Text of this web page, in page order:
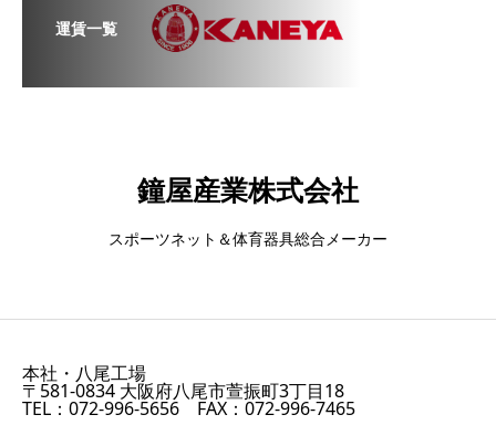
運賃一覧
鐘屋産業株式会社
スポーツネット＆体育器具総合メーカー
本社・八尾工場
〒581-0834 大阪府八尾市萱振町3丁目18
TEL：072-996-5656 FAX：072-996-7465